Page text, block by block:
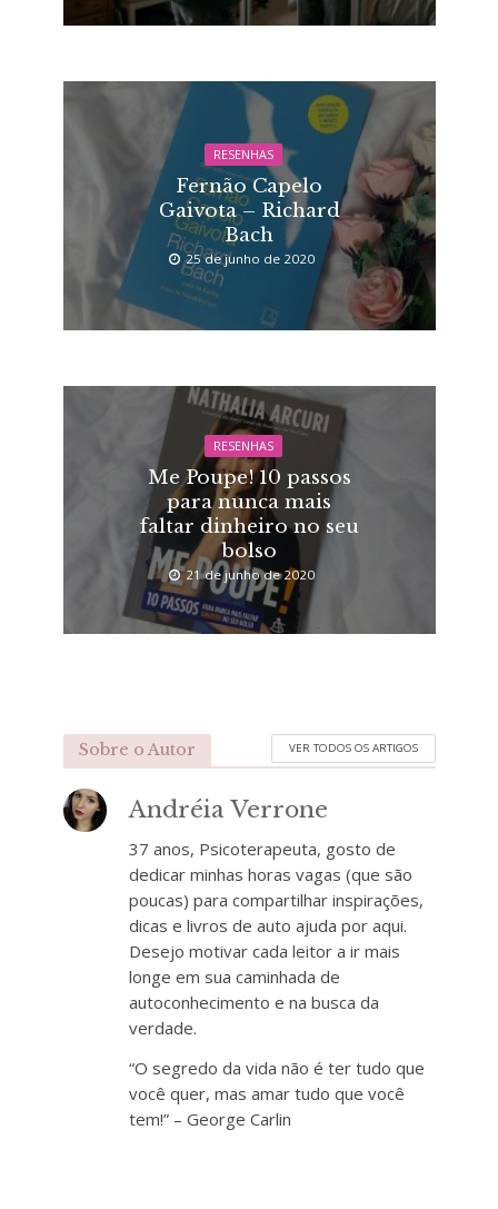
RESENHAS
Fernão Capelo
Gaivota – Richard
Bach
25 de junho de 2020
RESENHAS
Me Poupe! 10 passos
para nunca mais
faltar dinheiro no seu
bolso
21 de junho de 2020
Sobre o Autor VER TODOS OS ARTIGOS
Andréia Verrone
37 anos, Psicoterapeuta, gosto de
dedicar minhas horas vagas (que são
poucas) para compartilhar inspirações,
dicas e livros de auto ajuda por aqui.
Desejo motivar cada leitor a ir mais
longe em sua caminhada de
autoconhecimento e na busca da
verdade.
“O segredo da vida não é ter tudo que
você quer, mas amar tudo que você
tem!” – George Carlin